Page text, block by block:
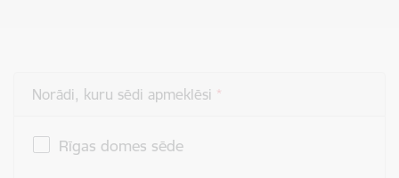
Norādi, kuru sēdi apmeklēsi
Rīgas domes sēde